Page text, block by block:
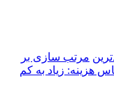
مرتب سازی بر
هزینه: زیاد به کم